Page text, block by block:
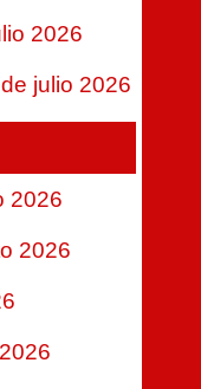
2026
julio 2026
2026
2026